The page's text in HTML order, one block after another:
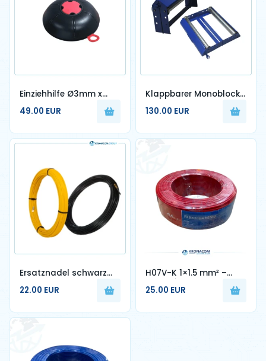
Einziehhilfe Ø3mm x
30m (Schildkröte)
49.00 EUR
Klappbarer Monoblock-
Abroller 200kg MIL-NOV
130.00 EUR
Ersatznadel schwarz
und gelb 3mm*30m
22.00 EUR
H07V-K 1×1.5 mm² –
Câble Électrique Souple
en Cuivre
25.00 EUR